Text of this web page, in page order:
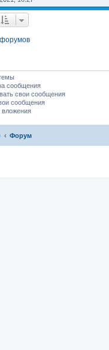
форумов
сообщения
свои сообщения
сообщения
вложения
Форум